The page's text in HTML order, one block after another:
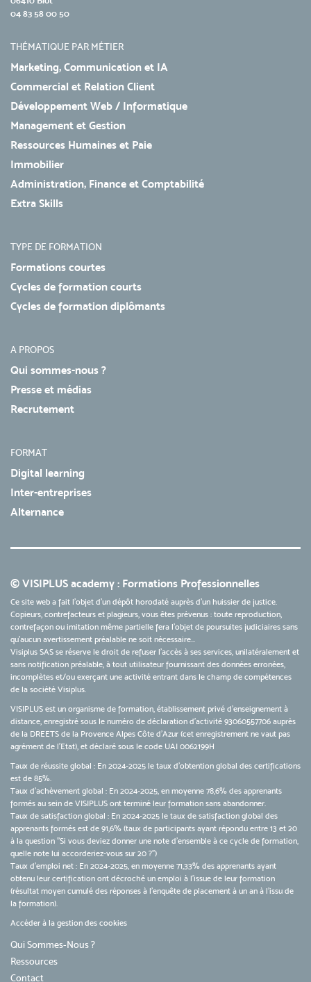
04 83 58 00 50
THÉMATIQUE PAR MÉTIER
Marketing, Communication et IA
Commercial et Relation Client
Développement Web / Informatique
Management et Gestion
Ressources Humaines et Paie
Immobilier
Administration, Finance et Comptabilité
Extra Skills
TYPE DE FORMATION
Formations courtes
Cycles de formation courts
Cycles de formation diplômants
A PROPOS
Qui sommes-nous ?
Presse et médias
Recrutement
FORMAT
Digital learning
Inter-entreprises
Alternance
© VISIPLUS academy : Formations Professionnelles
Ce site web a fait l'objet d'un dépôt horodaté auprès d'un huissier de justice.
Copieurs, contrefacteurs et plagieurs, vous êtes prévenus : toute reproduction,
contrefaçon ou imitation même partielle fera l'objet de poursuites judiciaires sans
qu’aucun avertissement préalable ne soit nécessaire...
Visiplus SAS se réserve le droit de refuser l'accès à ses services, unilatéralement et
sans notification préalable, à tout utilisateur fournissant des données erronées,
incomplètes et/ou exerçant une activité entrant dans le champ de compétences
de la société Visiplus.
VISIPLUS est un organisme de formation, établissement privé d’enseignement à
distance, enregistré sous le numéro de déclaration d’activité 93060557706 auprès
de la DREETS de la Provence Alpes Côte d’Azur (cet enregistrement ne vaut pas
agrément de l’Etat), et déclaré sous le code UAI 0062199H
Taux de réussite global : En 2024-2025 le taux d'obtention global des certifications
est de 85%.
Taux d’achèvement global : En 2024-2025, en moyenne 78,6% des apprenants
formés au sein de VISIPLUS ont terminé leur formation sans abandonner.
Taux de satisfaction global : En 2024-2025 le taux de satisfaction global des
apprenants formés est de 91,6% (taux de participants ayant répondu entre 13 et 20
à la question "Si vous deviez donner une note d’ensemble à ce cycle de formation,
quelle note lui accorderiez-vous sur 20 ?")
Taux d’emploi net : En 2024-2025, en moyenne 71,33% des apprenants ayant
obtenu leur certification ont décroché un emploi à l'issue de leur formation
(résultat moyen cumulé des réponses à l'enquête de placement à un an à l'issu de
la formation).
Accéder à la gestion des cookies
Qui Sommes-Nous ?
Ressources
Contact